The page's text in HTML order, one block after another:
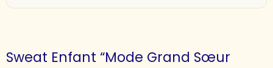
Sweat Enfant “Mode Grand Sœur